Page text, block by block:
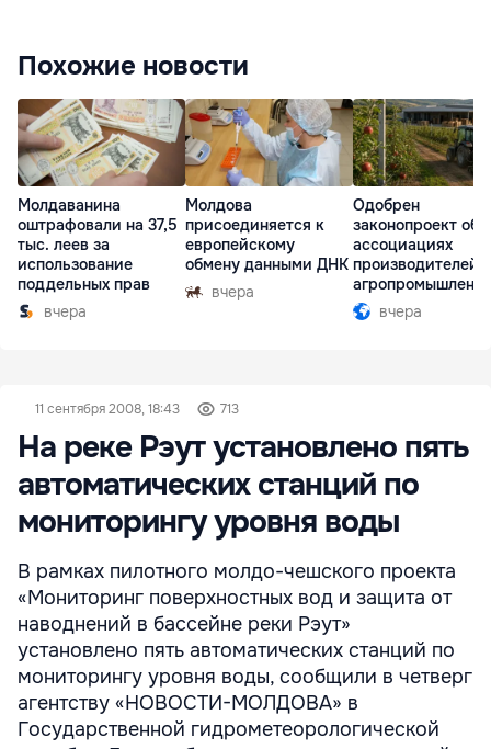
Похожие новости
Молдаванина
оштрафовали на 37,5
тыс. леев за
использование
поддельных прав
вчера
Молдова
присоединяется к
европейскому
обмену данными ДНК
вчера
Одобрен
законопроект об
ассоциациях
производителей в
комплексе
вчера
11 сентября 2008, 18:43 713
На реке Рэут установлено пять
автоматических станций по
мониторингу уровня воды
В рамках пилотного молдо-чешского проекта
«Мониторинг поверхностных вод и защита от
наводнений в бассейне реки Рэут»
установлено пять автоматических станций по
мониторингу уровня воды, сообщили в четверг
агентству «НОВОСТИ-МОЛДОВА» в
Государственной гидрометеорологической